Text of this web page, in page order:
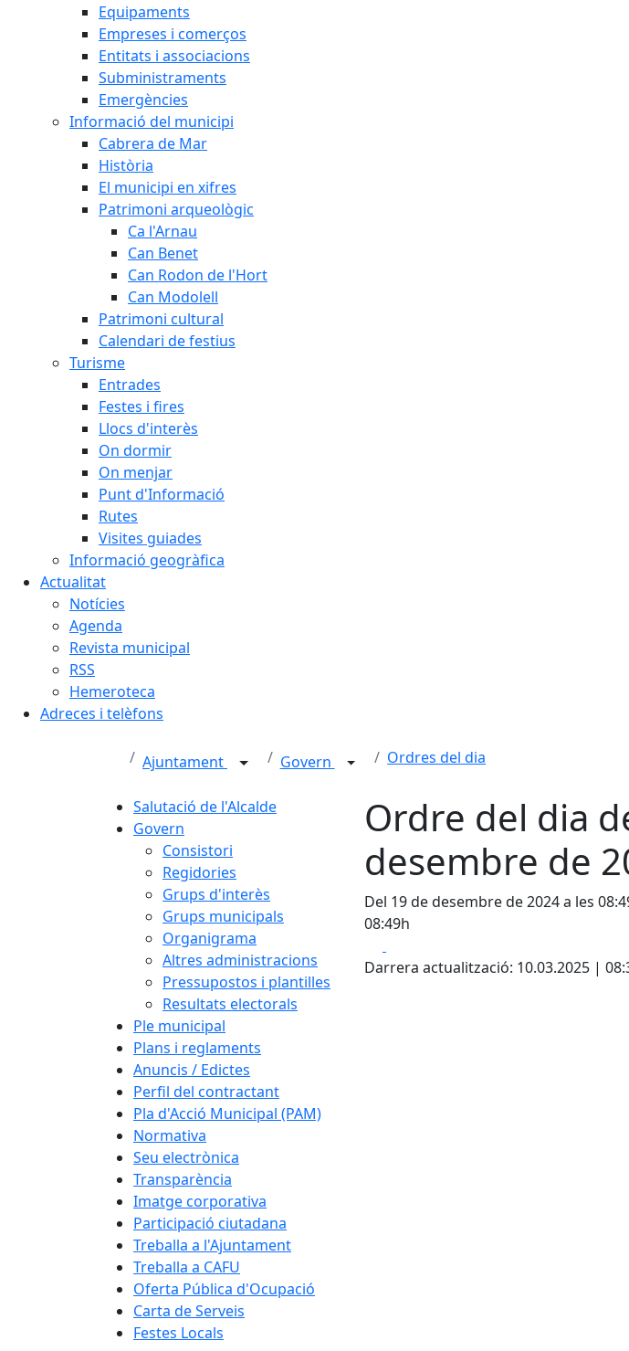
Equipaments
Empreses i comerços
Entitats i associacions
Subministraments
Emergències
Informació del municipi
Cabrera de Mar
Història
El municipi en xifres
Patrimoni arqueològic
Ca l'Arnau
Can Benet
Can Rodon de l'Hort
Can Modolell
Patrimoni cultural
Calendari de festius
Turisme
Entrades
Festes i fires
Llocs d'interès
On dormir
On menjar
Punt d'Informació
Rutes
Visites guiades
Informació geogràfica
Actualitat
Notícies
Agenda
Revista municipal
RSS
Hemeroteca
Adreces i telèfons
Ajuntament Govern Ordres del dia
Salutació de l'Alcalde
Govern
Consistori
Regidories
Grups d'interès
Grups municipals
Organigrama
Altres administracions
Pressupostos i plantilles
Resultats electorals
Ple municipal
Plans i reglaments
Anuncis / Edictes
Perfil del contractant
Pla d'Acció Municipal (PAM)
Normativa
Seu electrònica
Transparència
Imatge corporativa
Participació ciutadana
Treballa a l'Ajuntament
Treballa a CAFU
Oferta Pública d'Ocupació
Carta de Serveis
Festes Locals
Ordre del dia
desembre de
Del 19 de desembre de 2024 a les
08:49h
Darrera actualització: 10.03.2025 |